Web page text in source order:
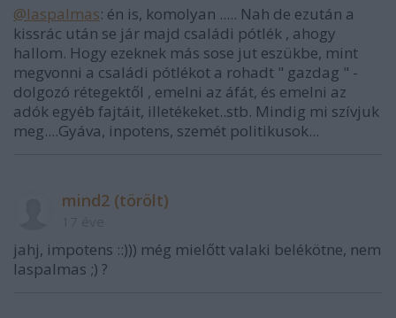
@laspalmas: én is, komolyan ..... Nah de ezután a
kissrác után se jár majd családi pótlék , ahogy
hallom. Hogy ezeknek más sose jut eszükbe, mint
megvonni a családi pótlékot a rohadt " gazdag " -
dolgozó rétegektől , emelni az áfát, és emelni az
adók egyéb fajtáit, illetékeket..stb. Mindig mi szívjuk
meg....Gyáva, inpotens, szemét politikusok...
mind2 (törölt)
jahj, impotens ::))) még mielőtt valaki belékötne, nem
laspalmas ;) ?